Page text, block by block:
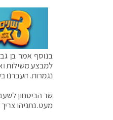
למבצע משילות
נגמרות. העברנו
שר הביטחון
מעט. נתניהו